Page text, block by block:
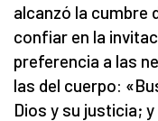
alcanzó la cumbre
confiar en la
preferencia a las
las del cuerpo:
Dios y su justicia;